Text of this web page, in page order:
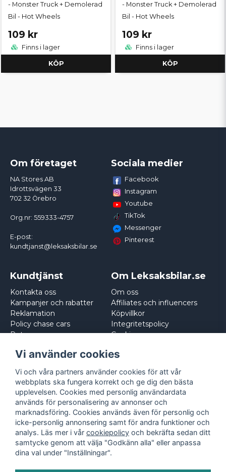
- Monster Truck + Demolerad
Bil - Hot Wheels
109 kr
Finns i lager
KÖP
- Monster Truck + Demolerad
Bil - Hot Wheels
109 kr
Finns i lager
KÖP
Om företaget
NA Stores AB
Idrottsvägen 33
702 32 Örebro
Org.nr: 559333-4757
E-post:
kundtjanst@leksaksbilar.se
Sociala medier
Facebook
Instagram
Youtube
TikTok
Messenger
Pinterest
Kundtjänst
Kontakta oss
Kampanjer och rabatter
Reklamation
Policy chase cars
Returnera
Om Leksaksbilar.se
Om oss
Affiliates och influencers
Köpvillkor
Integritetspolicy
Cookies
Vi använder cookies
Vi och våra partners använder cookies för att vår
webbplats ska fungera korrekt och ge dig den bästa
upplevelsen. Cookies med personlig användardata
används för personalisering av annonser och
marknadsföring. Cookies används även för personlig och
icke-personlig annonsering samt för andra funktioner och
analys. Läs mer i vår cookiepolicy och bekräfta sedan ditt
samtycke genom att välja "Godkänn alla" eller anpassa
dina val under "Inställningar".